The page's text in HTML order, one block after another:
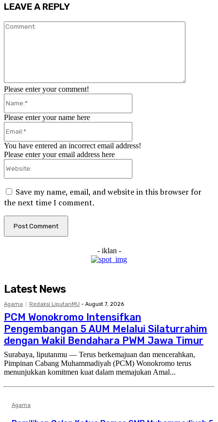
LEAVE A REPLY
Please enter your comment!
Please enter your name here
You have entered an incorrect email address!
Please enter your email address here
Save my name, email, and website in this browser for
the next time I comment.
- iklan -
Latest News
Agama Redaksi LiputanMU - August 7, 2026
PCM Wonokromo Intensifkan
Pengembangan 5 AUM Melalui Silaturrahim
dengan Wakil Bendahara PWM Jawa Timur
Surabaya, liputanmu — Terus berkemajuan dan mencerahkan,
Pimpinan Cabang Muhammadiyah (PCM) Wonokromo terus
menunjukkan komitmen kuat dalam memajukan Amal...
Agama